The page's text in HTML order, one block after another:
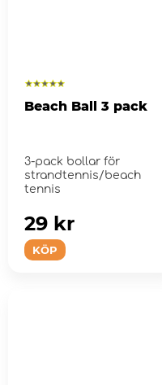
Beach Ball 3 pack
3-pack bollar för
strandtennis/beach
tennis
KÖP
29 kr